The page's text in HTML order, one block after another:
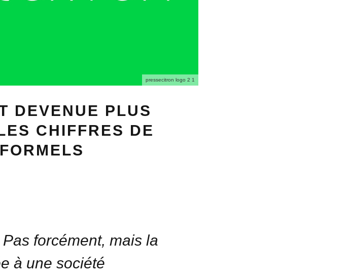
pressecitron logo 2 1
DEVENUE PLUS
CHIFFRES DE
forcément, mais la
à une société